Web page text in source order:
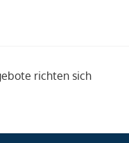
richten sich